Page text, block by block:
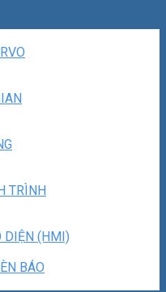
TRÌNH
DIỆN (HMI)
BÁO